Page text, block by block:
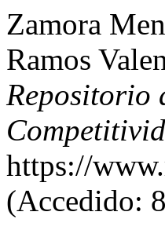
Zamora
Ramos
Repositorio
https://
(Accedido: